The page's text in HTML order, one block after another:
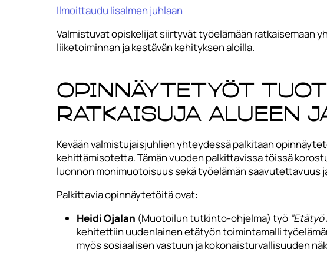
Ilmoittaudu Iisalmen juhlaan
Valmistuvat opiskelijat siirtyvät työelämään ratkaisemaan
liiketoiminnan ja kestävän kehityksen aloilla.
Opinnäytetyöt
ratkaisuja alueen
Kevään valmistujaisjuhlien yhteydessä palkitaan
kehittämisotetta. Tämän vuoden palkittavissa töissä
luonnon monimuotoisuus sekä työelämän saavutettavuus
Palkittavia opinnäytetöitä ovat:
Heidi Ojalan (Muotoilun tutkinto-ohjelma) työ
kehitettiin uudenlainen etätyön toimintamalli
myös sosiaalisen vastuun ja kokonaisturvallisuuden